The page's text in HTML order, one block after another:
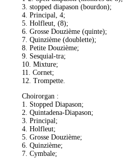
3. stopped diapason (bourdon);
4. Principal, 4;
5. Holfleut, (8);
6. Grosse Douzième (quinte);
7. Quinzième (doublette);
8. Petite Douzième;
9. Sesquial-tra;
10. Mixture;
11. Cornet;
12. Trompette.
Choirorgan :
1. Stopped Diapason;
2. Quintadena-Diapason;
3. Principal;
4. Holfleut;
5. Grosse Douzième;
6. Quinzième;
7. Cymbale;